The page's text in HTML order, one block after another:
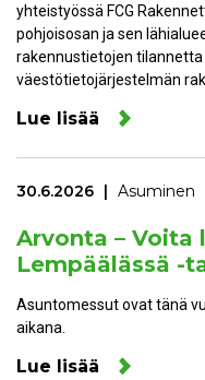
yhteistyössä FCG
pohjoisosan ja sen
rakennustietojen
väestötietojärjestelmän
Lue lisää
30.6.2026 Asuminen
Arvonta – Voita
Lempäälässä -
Asuntomessut ovat tänä
aikana.
Lue lisää